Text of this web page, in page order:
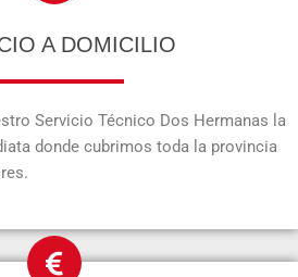
A DOMICILIO
Servicio Técnico Dos Hermanas la
donde cubrimos toda la provincia